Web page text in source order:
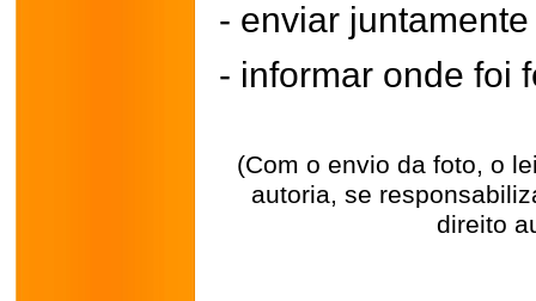
- enviar
- informar onde foi
(Com o envio da foto, o
autoria, se
direito